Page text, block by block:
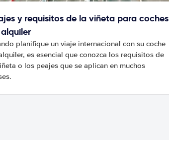
y requisitos de la viñeta para coches
planifique un viaje internacional con su coche
es esencial que conozca los requisitos de
o los peajes que se aplican en muchos